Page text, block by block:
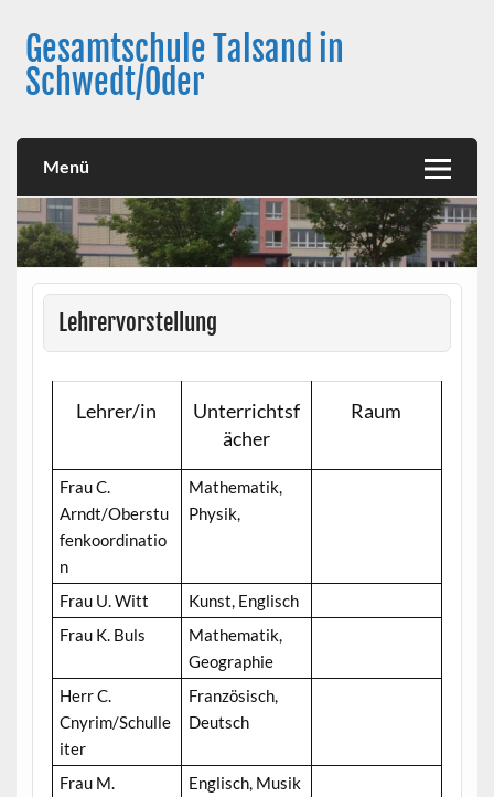
contentGesamtschule Talsand in
Schwedt/Oder
Menü
Lehrervorstellung
Lehrer/in
Unterrichtsf
ächer
Raum
Frau C.
Arndt/Oberstu
fenkoordinatio
n
Mathematik,
Physik,
Frau U. Witt
Kunst, Englisch
Frau K. Buls
Mathematik,
Geographie
Herr C.
Cnyrim/Schulle
iter
Französisch,
Deutsch
Frau M.
Englisch, Musik